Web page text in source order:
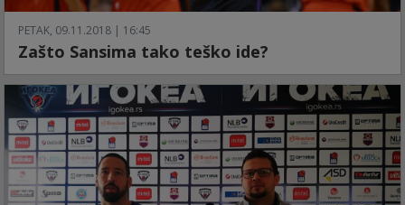
PETAK, 09.11.2018 | 16:45
Zašto Sansima tako teško ide?